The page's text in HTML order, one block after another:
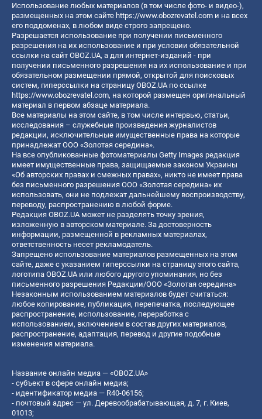
Использование любых материалов (в том числе фото- и видео-),
размещенных на этом сайте https://www.obozrevatel.com и на всех
его поддоменах, в любом виде строго запрещено.
Разрешается использование при получении письменного
разрешения на их использование и при условии обязательной
ссылки на сайт OBOZ.UA, а для интернет-изданий - при
получении письменного разрешения на их использование и при
обязательном размещении прямой, открытой для поисковых
систем, гиперссылки на страницу OBOZ.UA по ссылке
https://www.obozrevatel.com, на которой размещен оригинальный
материал в первом абзаце материала.
Все материалы на этом сайте, в том числе интервью, статьи,
исследования – служебные произведения журналистов
редакции, исключительные имущественные права на которые
принадлежат ООО «Золотая середина».
На все опубликованные фотоматериалы Getty Images редакция
имеет имущественные права, защищаемые законом Украины
«Об авторских правах и смежных правах», никто не имеет права
без письменного разрешения ООО «Золотая середина» их
использовать, они не подлежат дальнейшему воспроизводству,
переводу, распространению в любой форме.
Редакция OBOZ.UA может не разделять точку зрения,
изложенную в авторском материале. За достоверность
информации, размещенной в рекламных материалах,
ответственность несет рекламодатель.
Запрещено использование материалов размещенных на этом
сайте, даже с указанием гиперссылки на страницу этого сайта,
логотипа OBOZ.UA или любого другого упоминания, но без
письменного разрешения Редакции/ООО «Золотая середина»
Незаконным использованием материалов будет считаться:
любое копирование, публикация, перепечатка, последующее
распространение, использование, переработка с
использованием, включением в состав других материалов,
распространение, адаптация, перевод и другие подобные
изменения материала.
Название онлайн медиа — «OBOZ.UA»
- субъект в сфере онлайн медиа;
- идентификатор медиа — R40-06156;
- почтовый адрес — ул. Деревообрабатывающая, д. 7, г. Киев,
01013;